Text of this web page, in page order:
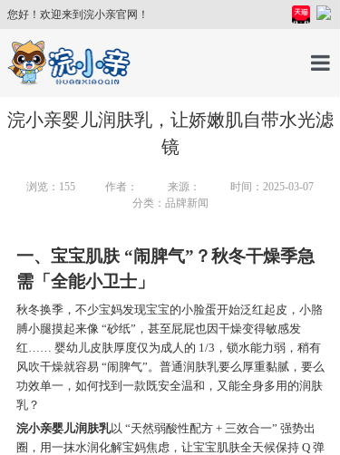
您好！欢迎来到浣小亲官网！
首
浣小亲婴儿润肤乳，让娇嫩肌自带水光滤
镜
浏览： 155 作者： 来源：
时间：2025-03-07
分类：品牌新闻
一、宝宝肌肤 “闹脾气”？秋冬干燥季急
需「全能小卫士」
秋冬换季，不少宝妈发现宝宝的小脸蛋开始泛红起皮，小胳
膊小腿摸起来像 “砂纸”，甚至屁屁也因干燥变得敏感发
红…… 婴幼儿皮肤厚度仅为成人的 1/3，锁水能力弱，稍有
风吹干燥就容易 “闹脾气”。普通润肤乳要么厚重黏腻，要么
功效单一，如何找到一款既安全温和，又能全身多用的润肤
乳？
浣小亲婴儿润肤乳以 “天然弱酸性配方 + 三效合一” 强势出
圈，用一抹水润化解宝妈焦虑，让宝宝肌肤全天候保持 Q 弹